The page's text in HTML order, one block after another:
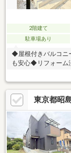
2階建て
駐車場あり
◆屋根付きバルコニ
も安心◆リフォーム
東京都昭